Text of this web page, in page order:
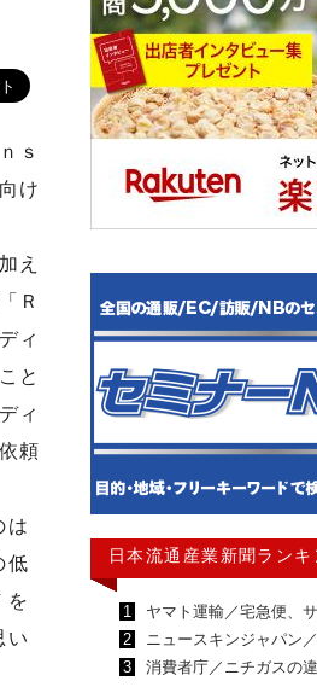
ｓ
け
え
Ｒ
ィ
と
ィ
頼
は
低
を
い
日本流通産業新聞ランキ
1
ヤマト運輸／宅急便、
2
ニュースキンジャパン
3
消費者庁／ニチガスの